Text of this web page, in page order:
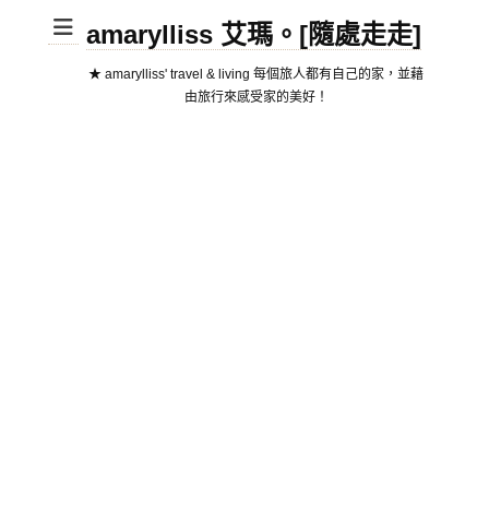
amarylliss 艾瑪。[隨處走走]
★ amarylliss' travel & living 每個旅人都有自己的家，並藉
由旅行來感受家的美好！